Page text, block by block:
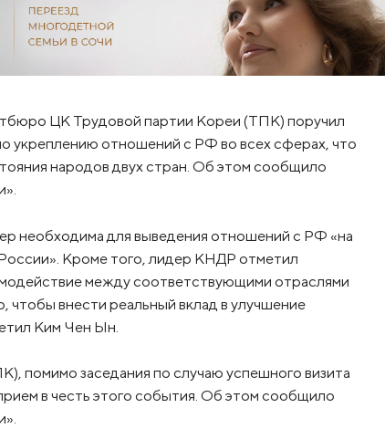
ЦК Трудовой партии Кореи (ТПК) поручил
укреплению отношений с РФ во всех сферах, что
народов двух стран. Об этом сообщило
необходима для выведения отношений с РФ «на
Кроме того, лидер КНДР отметил
между соответствующими отраслями
внести реальный вклад в улучшение
Ким Чен Ын.
помимо заседания по случаю успешного визита
в честь этого события. Об этом сообщило